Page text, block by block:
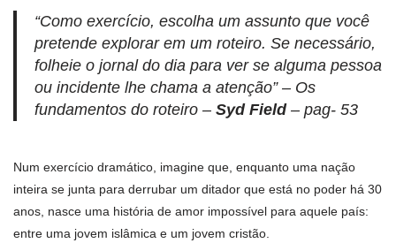
“Como exercício, escolha um assunto que você
pretende explorar em um roteiro. Se necessário,
folheie o jornal do dia para ver se alguma pessoa
ou incidente lhe chama a atenção” – Os
fundamentos do roteiro – Syd Field– pag- 53
Num exercício dramático, imagine que, enquanto uma nação
inteira se junta para derrubar um ditador que está no poder há 30
anos, nasce uma história de amor impossível para aquele país:
entre uma jovem islâmica e um jovem cristão.